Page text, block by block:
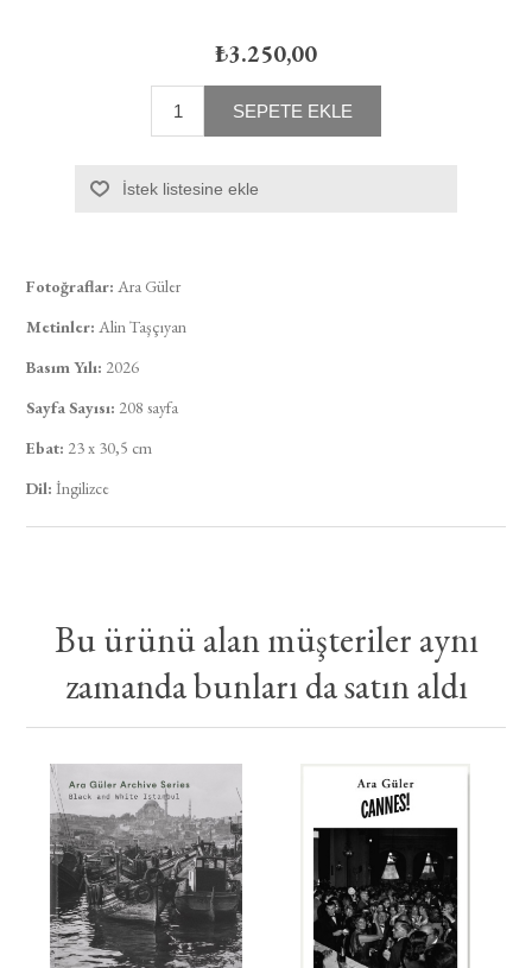
₺3.250,00
SEPETE EKLE
İstek listesine ekle
Fotoğraflar: Ara Güler
Metinler: Alin Taşçıyan
Basım Yılı: 2026
Sayfa Sayısı: 208 sayfa
Ebat: 23 x 30,5 cm
Dil: İngilizce
Bu ürünü alan müşteriler aynı
zamanda bunları da satın aldı